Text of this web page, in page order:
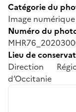
Catégorie du
Image numérique
Numéro du
Lieu de
Direction
d’Occitanie